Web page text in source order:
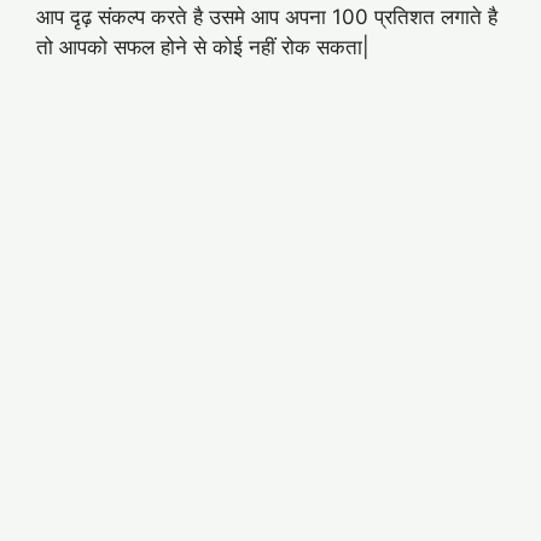
आप दृढ़ संकल्प करते है उसमे आप अपना 100 प्रतिशत लगाते है
तो आपको सफल होने से कोई नहीं रोक सकता|